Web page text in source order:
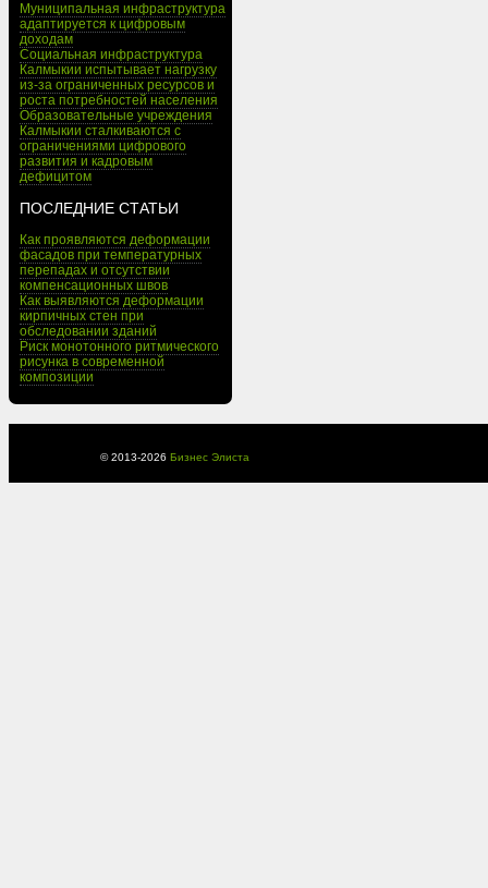
Муниципальная инфраструктура
адаптируется к цифровым
доходам
Социальная инфраструктура
Калмыкии испытывает нагрузку
из-за ограниченных ресурсов и
роста потребностей населения
Образовательные учреждения
Калмыкии сталкиваются с
ограничениями цифрового
развития и кадровым
дефицитом
ПОСЛЕДНИЕ СТАТЬИ
Как проявляются деформации
фасадов при температурных
перепадах и отсутствии
компенсационных швов
Как выявляются деформации
кирпичных стен при
обследовании зданий
Риск монотонного ритмического
рисунка в современной
композиции
© 2013-2026 Бизнес Элиста